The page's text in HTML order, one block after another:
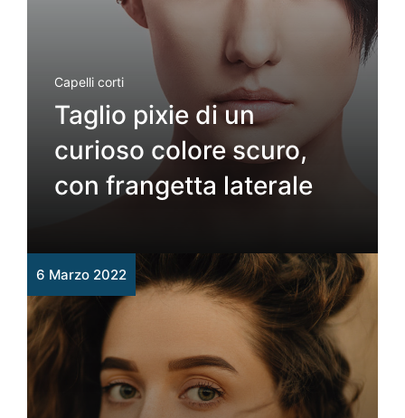
Capelli corti
Taglio pixie di un
curioso colore scuro,
con frangetta laterale
6 Marzo 2022